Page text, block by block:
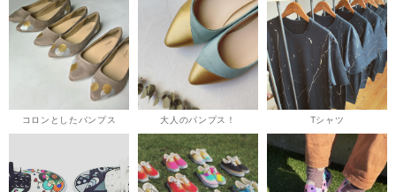
コロンとしたパンプス 大人のパンプス！ Tシャツ